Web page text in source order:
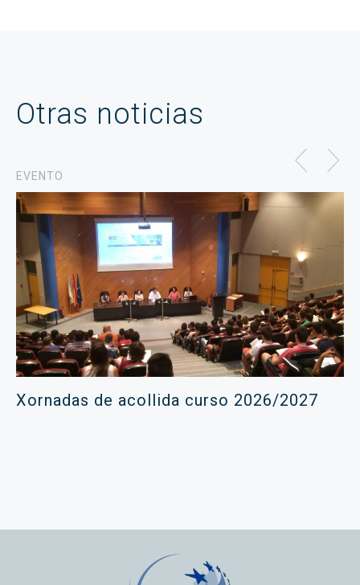
Otras noticias
EVENTO
Xornadas de acollida curso 2026/2027